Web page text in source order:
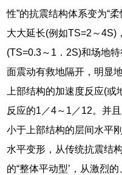
性”的抗震结构体系变为“
大大延长(例如TS=2～4S)
(TS=0.3～1．2S)和场地
面震动有救地隔开，明显
上部结构的加速度反应(
反应的1／4～1／12。并
小于上部结构的层间水平
水平变形，从传统抗震结
的“整体平动型’，从激烈